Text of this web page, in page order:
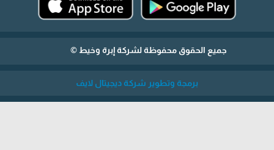
جميع الحقوق محفوظة لشركة إبرة وخيط ©
برمجة وتطوير شركة ديجيتال لايف